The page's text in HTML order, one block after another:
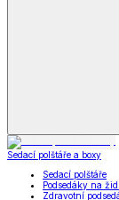
Sedací polštáře a boxy
Sedací polštáře
Podsedáky na
Zdravotní